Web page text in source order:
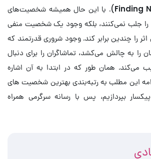
Finding). با این حال همیشه شخصیت‌های
را جلب نمی‌کنند، بلکه وجود یک شخصیت منفی
اثر را چندین برابر کند. وجود شروری قدرتمند که
به چالش می‌کشد، تماشاگران را برای دنبال
می‌کند. همان طور که در ابتدا به آن اشاره
این مطلب به رتبه‌بندی بهترین شخصیت های
بپردازیم، پس با رسانه سرگرمی همراه